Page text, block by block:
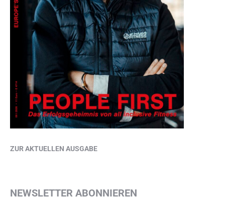
ZUR AKTUELLEN AUSGABE
NEWSLETTER ABONNIEREN